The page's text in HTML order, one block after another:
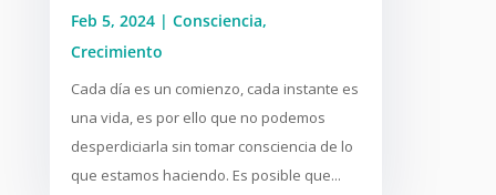
Feb 5, 2024| Consciencia,
Crecimiento
Cada día es un comienzo, cada instante es
una vida, es por ello que no podemos
desperdiciarla sin tomar consciencia de lo
que estamos haciendo. Es posible que...